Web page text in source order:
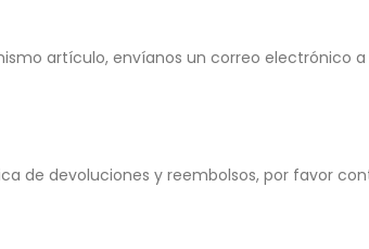
artículo, envíanos un correo electrónico a
de devoluciones y reembolsos, por favor